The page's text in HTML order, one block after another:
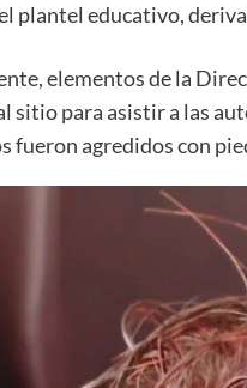
plantel educativo,
elementos de la
sitio para asistir a las
fueron agredidos con